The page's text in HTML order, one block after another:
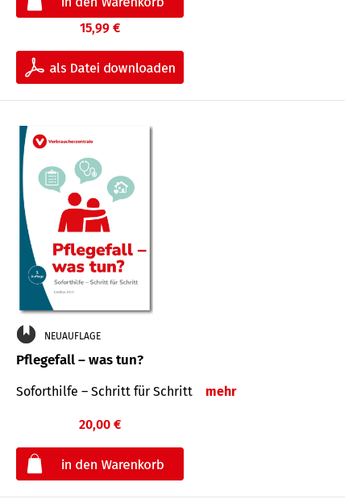
15,99 €
NEUAUFLAGE
Pflegefall – was tun?
Soforthilfe – Schritt für Schritt mehr
20,00 €